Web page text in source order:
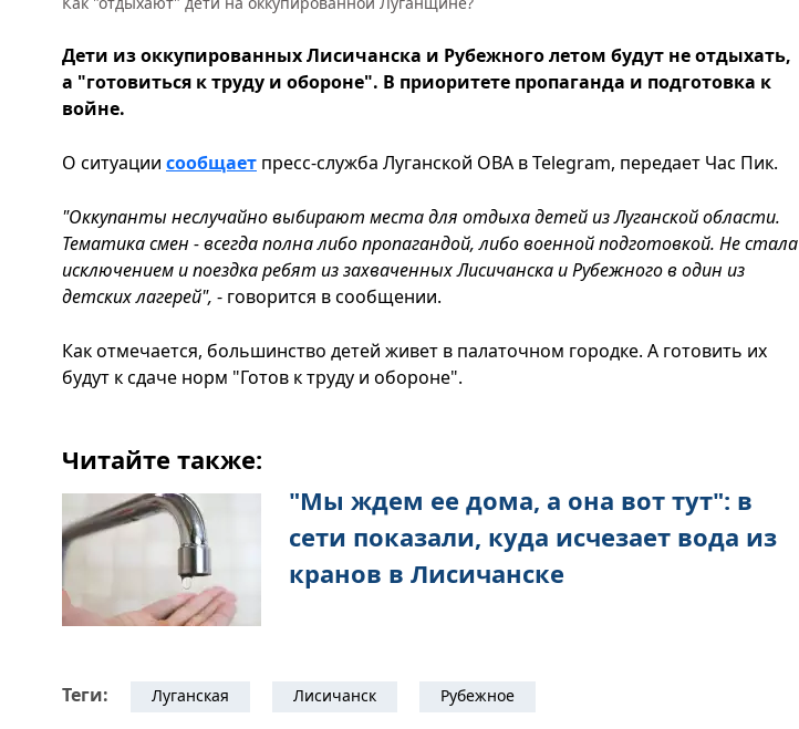
Дети из оккупированных Лисичанска и Рубежного летом будут не отдыхать,
а "готовиться к труду и обороне". В приоритете пропаганда и подготовка к
войне.
О ситуации сообщает пресс-служба Луганской ОВА в Telegram, передает Час Пик.
"Оккупанты неслучайно выбирают места для отдыха детей из Луганской области.
Тематика смен - всегда полна либо пропагандой, либо военной подготовкой. Не стала
исключением и поездка ребят из захваченных Лисичанска и Рубежного в один из
детских лагерей", - говорится в сообщении.
Как отмечается, большинство детей живет в палаточном городке. А готовить их
будут к сдаче норм "Готов к труду и обороне".
Читайте также:
"Мы ждем ее дома, а она вот тут": в
сети показали, куда исчезает вода из
кранов в Лисичанске
Теги: Луганская Лисичанск Рубежное